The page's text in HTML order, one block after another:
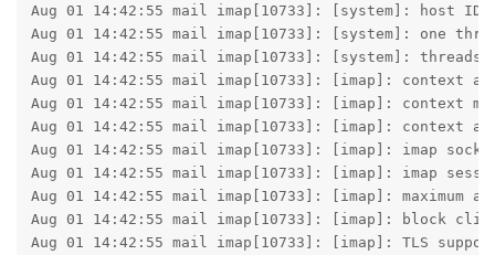
Aug 01 14:42:55 mail imap[10733]: [system]: host ID
Aug 01 14:42:55 mail imap[10733]: [system]: one
Aug 01 14:42:55 mail imap[10733]: [system]:
Aug 01 14:42:55 mail imap[10733]: [imap]: context
Aug 01 14:42:55 mail imap[10733]: [imap]: context
Aug 01 14:42:55 mail imap[10733]: [imap]: context
Aug 01 14:42:55 mail imap[10733]: [imap]: imap
Aug 01 14:42:55 mail imap[10733]: [imap]: imap
Aug 01 14:42:55 mail imap[10733]: [imap]:
Aug 01 14:42:55 mail imap[10733]: [imap]: block
Aug 01 14:42:55 mail imap[10733]: [imap]: TLS